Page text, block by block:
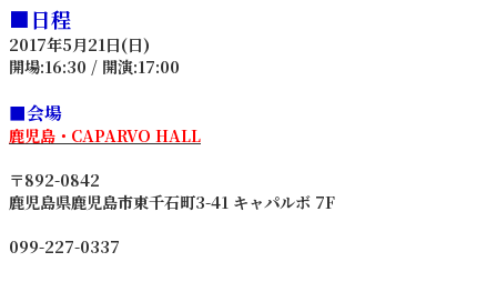
■日程
2017年5月21日(日)
開場:16:30 / 開演:17:00
■会場
鹿児島・CAPARVO HALL
〒892-0842
鹿児島県鹿児島市東千石町3-41 キャパルボ 7F
099-227-0337